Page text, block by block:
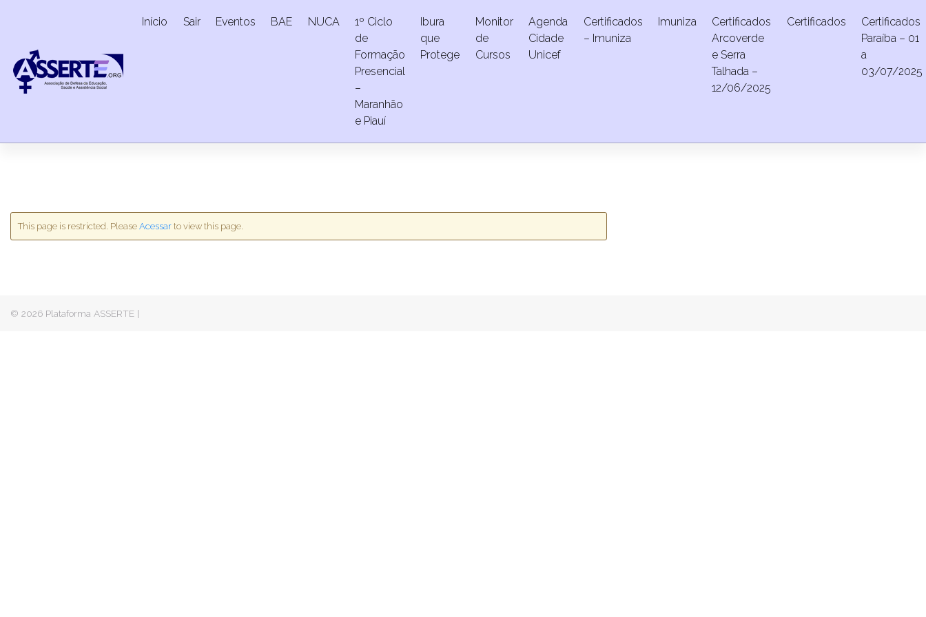
Início Sair Eventos BAE NUCA
1º Ciclo
de
Formação
Presencial
–
Maranhão
e Piauí
Ibura
que
Protege
Monitor
de
Cursos
Agenda
Cidade
Unicef
Certificados
– Imuniza
Imuniza
Certificados
Arcoverde
e Serra
Talhada –
12/06/2025
Certificados
Certificados
Paraíba – 01
a
03/07/2025
This page is restricted. Please Acessar to view this page.
© 2026 Plataforma ASSERTE |